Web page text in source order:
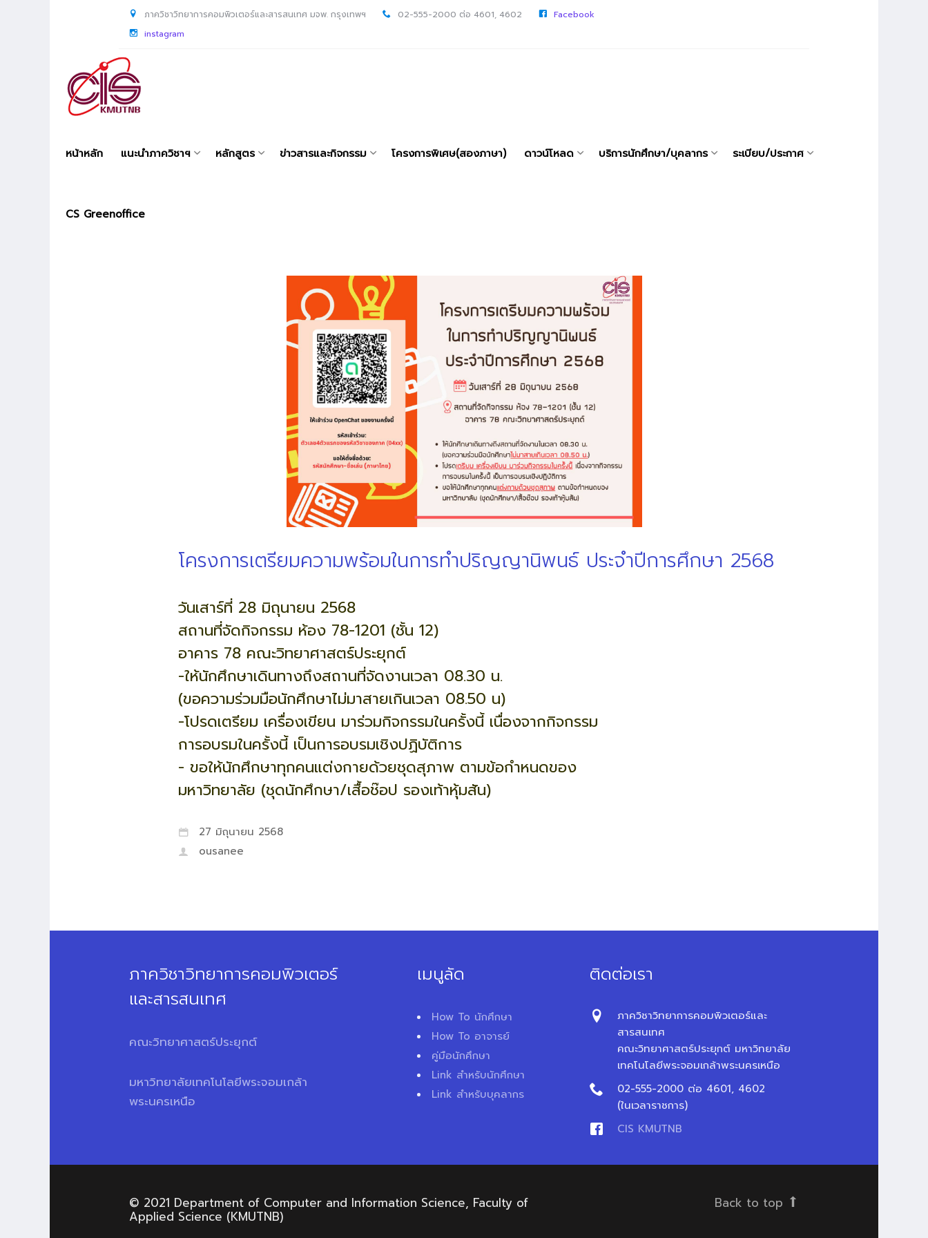
ภาควิชาวิทยาการคอมพิวเตอร์และสารสนเทศ มจพ. กรุงเทพฯ 02-555-2000 ต่อ 4601, 4602
Facebook
instagram
หน้าหลัก แนะนำภาควิชาฯ หลักสูตร ข่าวสารและกิจกรรม โครงการพิเศษ(สองภาษา) ดาวน์โหลด บริการนักศึกษา/บุคลากร ระเบียบ/ประกาศ
CS Greenoffice
โครงการเตรียมความพร้อมในการทำปริญญานิพนธ์ ประจำปีการศึกษา 2568
วันเสาร์ที่ 28 มิถุนายน 2568
สถานที่จัดกิจกรรม ห้อง 78-1201 (ชั้น 12)
อาคาร 78 คณะวิทยาศาสตร์ประยุกต์
-ให้นักศึกษาเดินทางถึงสถานที่จัดงานเวลา 08.30 น.
(ขอความร่วมมือนักศึกษาไม่มาสายเกินเวลา 08.50 น)
-โปรดเตรียม เครื่องเขียน มาร่วมกิจกรรมในครั้งนี้ เนื่องจากกิจกรรม
การอบรมในครั้งนี้ เป็นการอบรมเชิงปฏิบัติการ
- ขอให้นักศึกษาทุกคนแต่งกายด้วยชุดสุภาพ ตามข้อกำหนดของ
มหาวิทยาลัย (ชุดนักศึกษา/เสื้อช๊อป รองเท้าหุ้มสัน)
27 มิถุนายน 2568
ousanee
ภาควิชาวิทยาการคอมพิวเตอร์
และสารสนเทศ
คณะวิทยาศาสตร์ประยุกต์
มหาวิทยาลัยเทคโนโลยีพระจอมเกล้า
พระนครเหนือ
เมนูลัด
How To นักศึกษา
How To อาจารย์
คู่มือนักศึกษา
Link สำหรับนักศึกษา
Link สำหรับบุคลากร
ติดต่อเรา
ภาควิชาวิทยาการคอมพิวเตอร์และ
สารสนเทศ
คณะวิทยาศาสตร์ประยุกต์ มหาวิทยาลัย
เทคโนโลยีพระจอมเกล้าพระนครเหนือ
02-555-2000 ต่อ 4601, 4602
(ในเวลาราชการ)
CIS KMUTNB
© 2021 Department of Computer and Information Science, Faculty of
Applied Science (KMUTNB)
Back to top